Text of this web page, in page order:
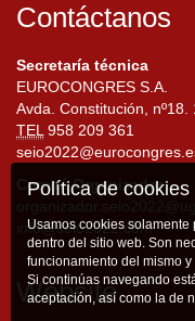
Contáctanos
Secretaría técnica
EUROCONGRES S.A.
Avda. Constitución,
TEL958 209 361
Comité Organizador
info@seio2022.com
Website
Política de cookies
Usamos cookies
dentro del sitio web. Son
funcionamiento del mismo
Si continúas navegando
aceptación, así como la de